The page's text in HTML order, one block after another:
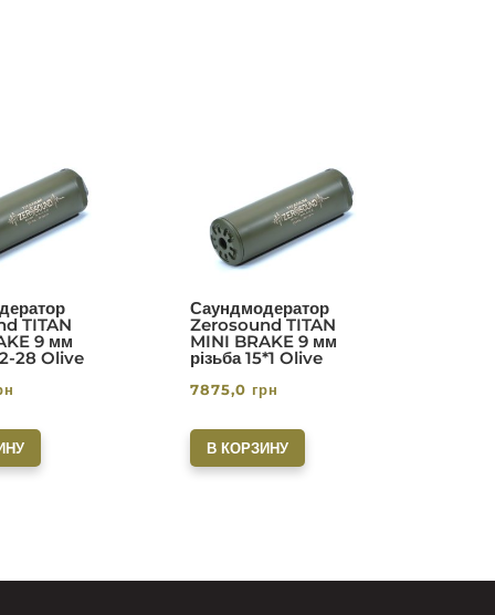
TITAN
9 мм
28 Olive
Саундмодератор
Zerosound TITAN
MINI BRAKE 9 мм
різьба 15*1 Olive
7875,0 грн
В КОРЗИНУ